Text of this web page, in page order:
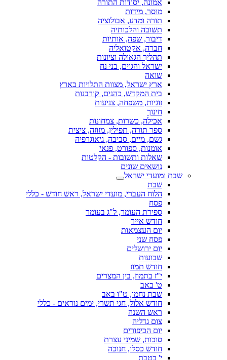
אמונה, יסודות התורה
מוסר, מידות
תורה ומדע, אבולוציה
תשובה והלכותיה
דיבור, שפה, אותיות
חברה, אקטואליה
תהליך הגאולה וציונות
ישראל והגוים, בני נח
שואה
ארץ ישראל, מצוות התלויות בארץ
בית המקדש, כהנים, קורבנות
זוגיות, משפחה, צניעות
חינוך
אכילה, כשרות, צמחונות
ספר תורה, תפילין, מזוזה, ציצית
גשם, מיים, סביבה, גיאוגרפיה
אומנות, ספורט, פנאי
שאלות ותשובות - הקלטות
נושאים שונים
שבת ומועדי ישראל
שבת
הלוח העברי, מועדי ישראל, ראש חודש - כללי
פסח
ספירת העומר, ל"ג בעומר
חודש אייר
יום העצמאות
פסח שני
יום ירושלים
שבועות
חודש תמוז
י"ז בתמוז, בין המצרים
ט' באב
שבת נחמו, ט"ו באב
חודש אלול, חגי תשרי, ימים נוראים - כללי
ראש השנה
צום גדליה
יום הכיפורים
סוכות, שמיני עצרת
חודש כסלו, חנוכה
י' בטבת